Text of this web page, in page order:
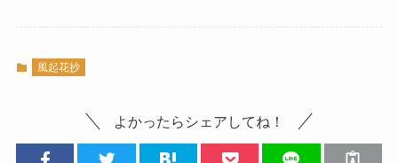
風起花抄
よかったらシェアしてね！